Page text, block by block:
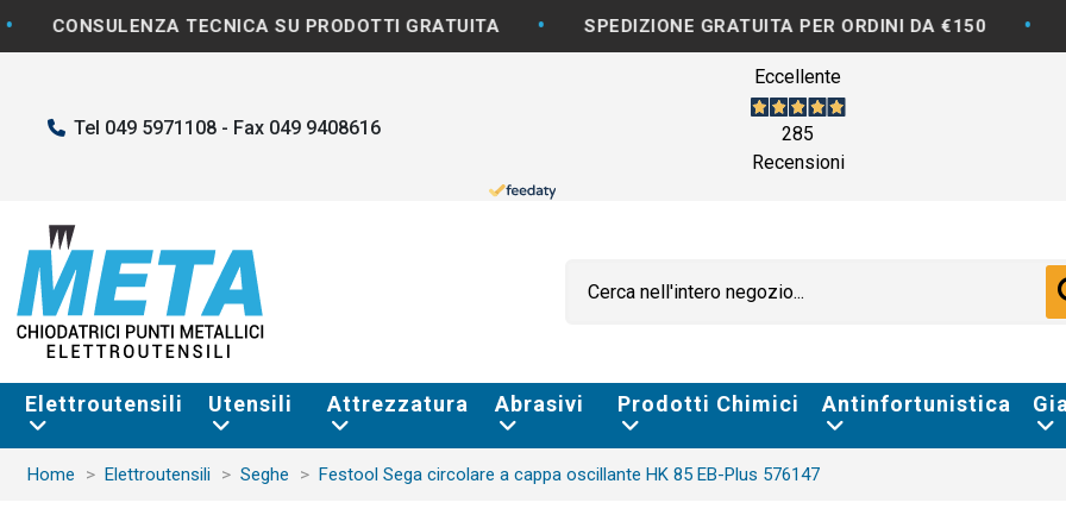
TECNICA SU PRODOTTI GRATUITA • SPEDIZIONE GRATUITA PER ORDINI DA €150 •
Tel 049 5971108 - Fax 049 9408616
Eccellente
285
Recensioni
Elettroutensili Utensili Attrezzatura Abrasivi Prodotti Chimici Antinfortunistica
Home Elettroutensili Seghe Festool Sega circolare a cappa oscillante HK 85 EB-Plus 576147